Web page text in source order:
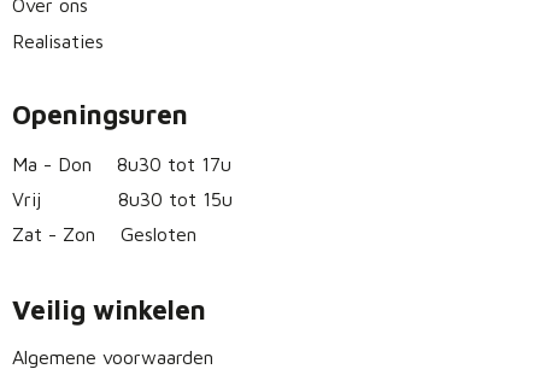
Over ons
Realisaties
Openingsuren
Ma - Don
8u30 tot 17u
Vrij
8u30 tot 15u
Zat - Zon
Gesloten
Veilig winkelen
Algemene voorwaarden